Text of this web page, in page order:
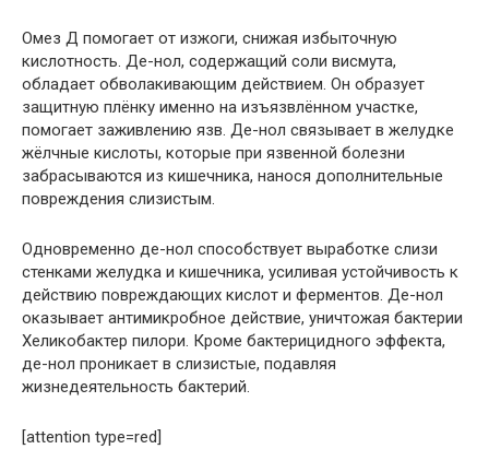
Омез Д помогает от изжоги, снижая избыточную
кислотность. Де-нол, содержащий соли висмута,
обладает обволакивающим действием. Он образует
защитную плёнку именно на изъязвлённом участке,
помогает заживлению язв. Де-нол связывает в желудке
жёлчные кислоты, которые при язвенной болезни
забрасываются из кишечника, нанося дополнительные
повреждения слизистым.
Одновременно де-нол способствует выработке слизи
стенками желудка и кишечника, усиливая устойчивость к
действию повреждающих кислот и ферментов. Де-нол
оказывает антимикробное действие, уничтожая бактерии
Хеликобактер пилори. Кроме бактерицидного эффекта,
де-нол проникает в слизистые, подавляя
жизнедеятельность бактерий.
[attention type=red]